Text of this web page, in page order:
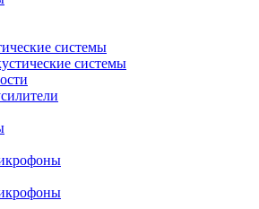
системы
системы